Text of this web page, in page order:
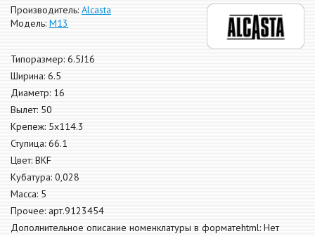
Производитель: Alcasta
Модель: M13
Типоразмер: 6.5J16
Ширина: 6.5
Диаметр: 16
Вылет: 50
Крепеж: 5x114.3
Ступица: 66.1
Цвет: BKF
Кубатура: 0,028
Масса: 5
Прочее: арт.9123454
Дополнительное описание номенклатуры в форматеhtml: Нет